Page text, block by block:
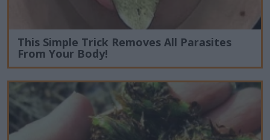
This Simple Trick Removes All Parasites
From Your Body!